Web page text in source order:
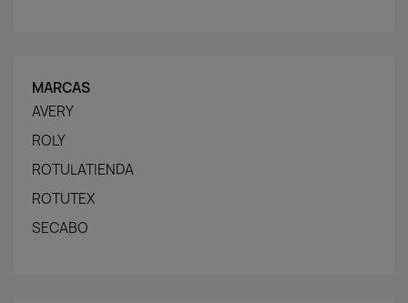
MARCAS
AVERY
ROLY
ROTULATIENDA
ROTUTEX
SECABO